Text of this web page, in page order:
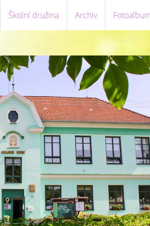
Školní družina Archiv